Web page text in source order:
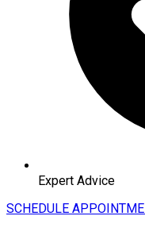
Expert Advice
SCHEDULE